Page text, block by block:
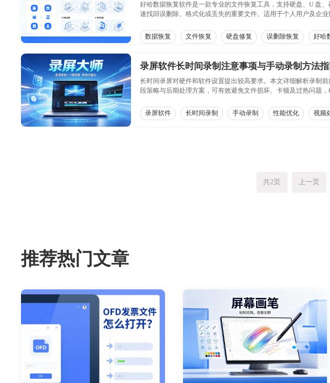
好哈数据恢复软件是一款专业的文件恢复工具，支持硬盘、U 盘
速找回误删除、格式化或丢失的重要文件。适用于个人用户及企
数据恢复
文件恢复 硬盘修复 误删除恢复 好哈
录屏软件长时间录制注意事项与手动录制方法
长时间录屏对硬件和软件设置提出较高要求。本文详细解析录制
段策略与后期处理方案，可有效避免文件损坏、卡顿及过热问题
录屏软件 长时间录制 手动录制 性能优化 视频
共2页 上一页
推荐热门文章